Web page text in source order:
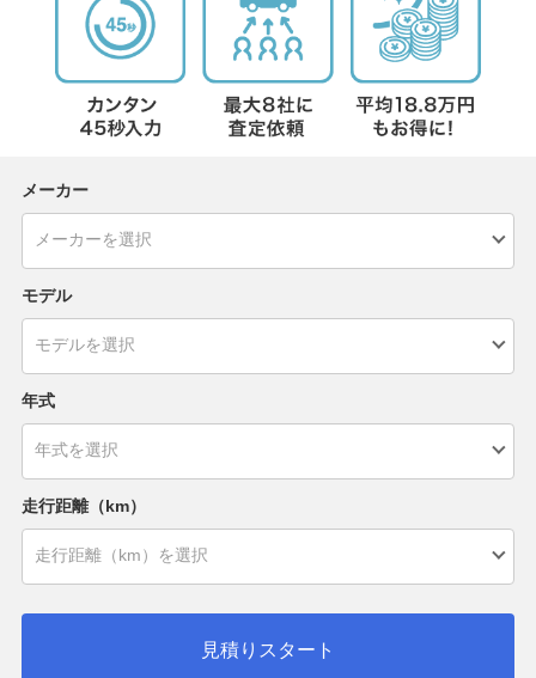
メーカー
モデル
年式
走行距離（km）
見積りスタート